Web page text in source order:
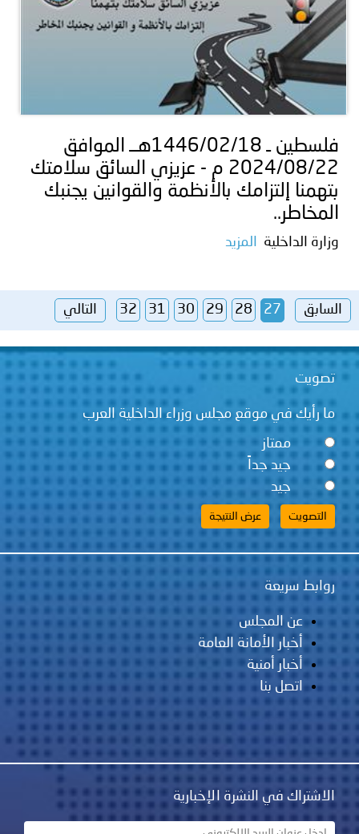
فلسطين ـ 1446/02/18هــ الموافق
2024/08/22 م - عزيزي السائق سلامتك
بتهمنا إلتزامك بالأنظمة والقوانين يجنبك
المخاطر..
وزارة الداخلية المزيد
السابق 27
28
29
30
31
32 التالي
تصويت
ما رأيك في موقع مجلس وزراء الداخلية العرب
ممتاز
جيد جداً
جيد
روابط سريعة
عن المجلس
أخبار الأمانة العامة
أخبار أمنية
اتصل بنا
الاشتراك في النشرة الإخبارية